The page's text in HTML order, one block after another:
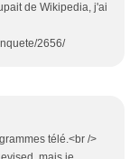
de Wikipedia, j'ai
2656/
télé.<br />